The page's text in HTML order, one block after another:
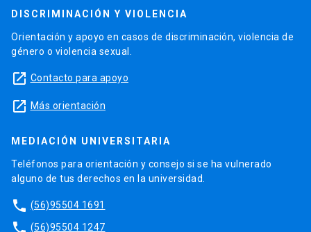
DISCRIMINACIÓN Y VIOLENCIA
Orientación y apoyo en casos de discriminación, violencia de
género o violencia sexual.
launch Contacto para apoyo
launch Más orientación
MEDIACIÓN UNIVERSITARIA
Teléfonos para orientación y consejo si se ha vulnerado
alguno de tus derechos en la universidad.
phone (56)95504 1691
phone (56)95504 1247